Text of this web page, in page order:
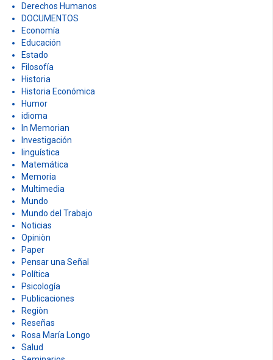
Derechos Humanos
DOCUMENTOS
Economía
Educación
Estado
Filosofía
Historia
Historia Económica
Humor
idioma
In Memorian
Investigación
linguística
Matemática
Memoria
Multimedia
Mundo
Mundo del Trabajo
Noticias
Opiniòn
Paper
Pensar una Señal
Política
Psicología
Publicaciones
Regiòn
Reseñas
Rosa María Longo
Salud